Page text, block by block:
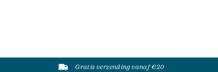
Gratis verzending vanaf €20